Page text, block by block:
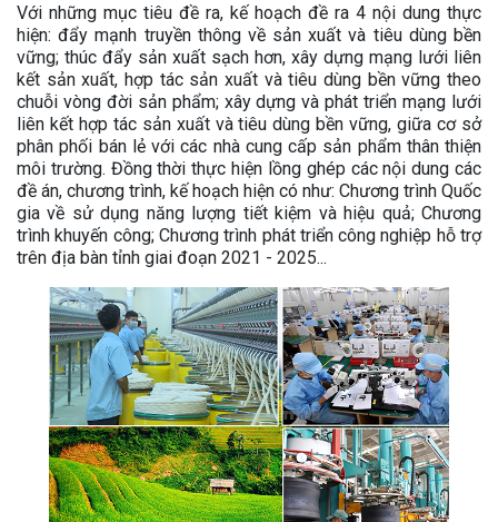
Với những mục tiêu đề ra, kế hoạch đề ra 4 nội dung thực
hiện: đẩy mạnh truyền thông về sản xuất và tiêu dùng bền
vững; thúc đẩy sản xuất sạch hơn, xây dựng mạng lưới liên
kết sản xuất, hợp tác sản xuất và tiêu dùng bền vững theo
chuỗi vòng đời sản phẩm; xây dựng và phát triển mạng lưới
liên kết hợp tác sản xuất và tiêu dùng bền vững, giữa cơ sở
phân phối bán lẻ với các nhà cung cấp sản phẩm thân thiện
môi trường. Đồng thời thực hiện lồng ghép các nội dung các
đề án, chương trình, kế hoạch hiện có như: Chương trình Quốc
gia về sử dụng năng lượng tiết kiệm và hiệu quả; Chương
trình khuyến công; Chương trình phát triển công nghiệp hỗ trợ
trên địa bàn tỉnh giai đoạn 2021 - 2025...